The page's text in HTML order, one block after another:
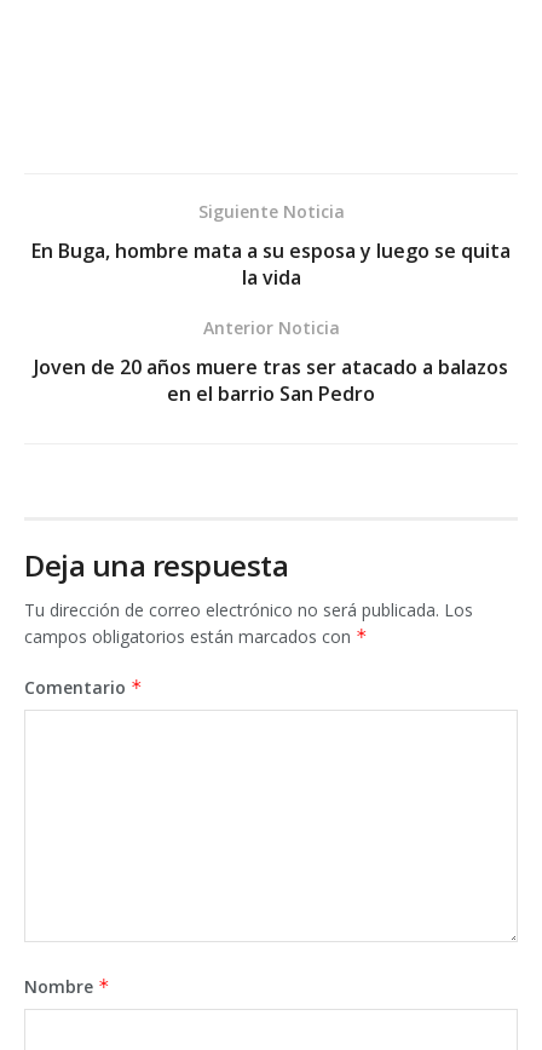
Siguiente Noticia
En Buga, hombre mata a su esposa y luego se quita
la vida
Anterior Noticia
Joven de 20 años muere tras ser atacado a balazos
en el barrio San Pedro
Deja una respuesta
Tu dirección de correo electrónico no será publicada. Los
campos obligatorios están marcados con *
Comentario *
Nombre *